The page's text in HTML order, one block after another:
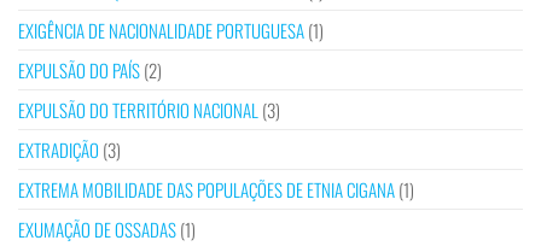
EXIGÊNCIA DE NACIONALIDADE PORTUGUESA(1)
EXPULSÃO DO PAÍS(2)
EXPULSÃO DO TERRITÓRIO NACIONAL (3)
EXTRADIÇÃO (3)
EXTREMA MOBILIDADE DAS POPULAÇÕES DE ETNIA CIGANA(1)
EXUMAÇÃO DE OSSADAS(1)